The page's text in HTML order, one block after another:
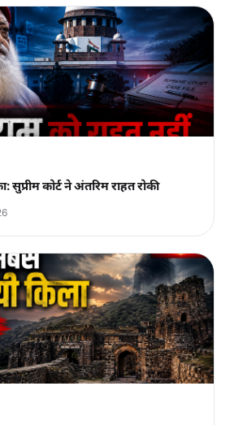
कोर्ट ने अंतरिम राहत रोकी